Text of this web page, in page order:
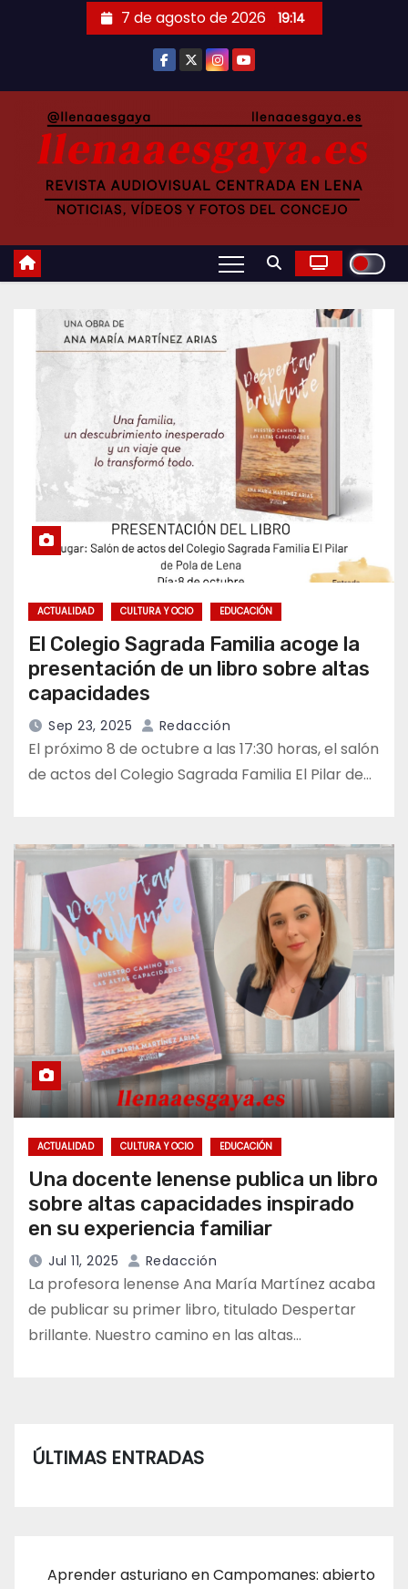
7 de agosto de 2026 19:14
ACTUALIDAD CULTURA Y OCIO EDUCACIÓN
El Colegio Sagrada Familia acoge la
presentación de un libro sobre altas
capacidades
Sep 23, 2025 Redacción
El próximo 8 de octubre a las 17:30 horas, el salón
de actos del Colegio Sagrada Familia El Pilar de…
ACTUALIDAD CULTURA Y OCIO EDUCACIÓN
Una docente lenense publica un libro
sobre altas capacidades inspirado
en su experiencia familiar
Jul 11, 2025 Redacción
La profesora lenense Ana María Martínez acaba
de publicar su primer libro, titulado Despertar
brillante. Nuestro camino en las altas…
ÚLTIMAS ENTRADAS
Aprender asturiano en Campomanes: abierto